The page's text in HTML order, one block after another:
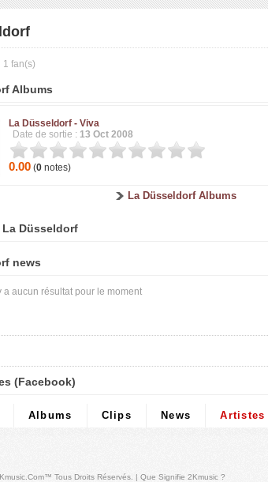
1 fan(s)
Albums
La Düsseldorf - Viva
Date de sortie : 13 Oct 2008
0.00 (0 notes)
La Düsseldorf Albums
Düsseldorf
news
a aucun résultat pour le moment
(Facebook)
Albums Clips News Artistes
Tous Droits Réservés . | Que Signifie 2Kmusic ?